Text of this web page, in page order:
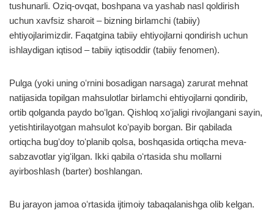
tushunarli. Oziq-ovqat, boshpana va yashab nasl qoldirish
uchun xavfsiz sharoit – bizning birlamchi (tabiiy)
ehtiyojlarimizdir. Faqatgina tabiiy ehtiyojlarni qondirish uchun
ishlaydigan iqtisod – tabiiy iqtisoddir (tabiiy fenomen).
Pulga (yoki uning oʻrnini bosadigan narsaga) zarurat mehnat
natijasida topilgan mahsulotlar birlamchi ehtiyojlarni qondirib,
ortib qolganda paydo boʻlgan. Qishloq xoʻjaligi rivojlangani sayin,
yetishtirilayotgan mahsulot koʻpayib borgan. Bir qabilada
ortiqcha bugʻdoy toʻplanib qolsa, boshqasida ortiqcha meva-
sabzavotlar yigʻilgan. Ikki qabila oʻrtasida shu mollarni
ayirboshlash (barter) boshlangan.
Bu jarayon jamoa oʻrtasida ijtimoiy tabaqalanishga olib kelgan.